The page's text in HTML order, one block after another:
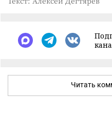
Читать